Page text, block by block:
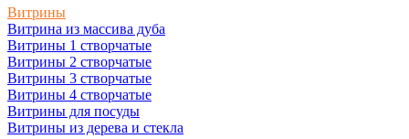
Витрины
Витрина из массива дуба
Витрины 1 створчатые
Витрины 2 створчатые
Витрины 3 створчатые
Витрины 4 створчатые
Витрины для посуды
Витрины из дерева и стекла